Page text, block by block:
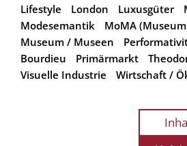
Lifestyle
London Luxusgüter
Modesemantik
MoMA
Museum / Museen
Bourdieu
Primärmarkt
Visuelle Industrie
Wirtschaft /